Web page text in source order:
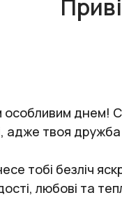
особливим днем!
адже твоя
тобі безліч
любові та